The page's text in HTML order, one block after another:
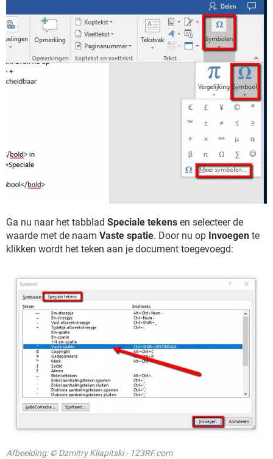
Ga nu naar het tabblad Speciale tekens en selecteer de
waarde met de naam Vaste spatie. Door nu op Invoegen te
klikken wordt het teken aan je document toegevoegd:
Afbeelding: © Dzmitry Kliapitski - 123RF.com